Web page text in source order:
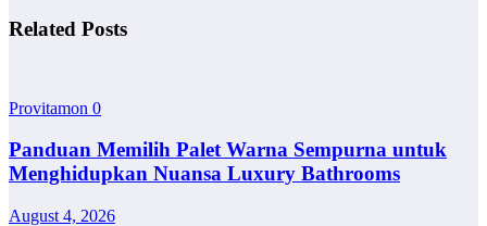
Related Posts
Provitamon 0
Panduan Memilih Palet Warna Sempurna untuk
Menghidupkan Nuansa Luxury Bathrooms
August 4, 2026